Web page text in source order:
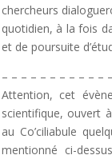
chercheurs
quotidien, à la fois
et de poursuite
– – – – – – – – – – –
Attention, cet
scientifique, ouvert
au Co’ciliabule
mentionné ci-